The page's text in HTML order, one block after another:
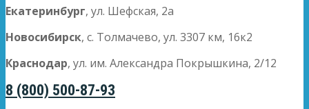
Екатеринбург, ул. Шефская, 2а
Новосибирск, с. Толмачево, ул. 3307 км, 16к2
Краснодар, ул. им. Александра Покрышкина, 2/12
8 (800) 500-87-93